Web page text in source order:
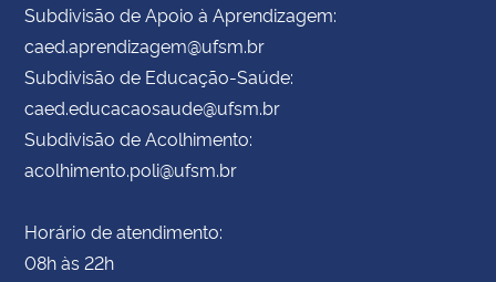
Subdivisão de Apoio à Aprendizagem:
caed.aprendizagem@ufsm.br
Subdivisão de Educação-Saúde:
caed.educacaosaude@ufsm.br
Subdivisão de Acolhimento:
acolhimento.poli@ufsm.br
Horário de atendimento:
08h às 22h